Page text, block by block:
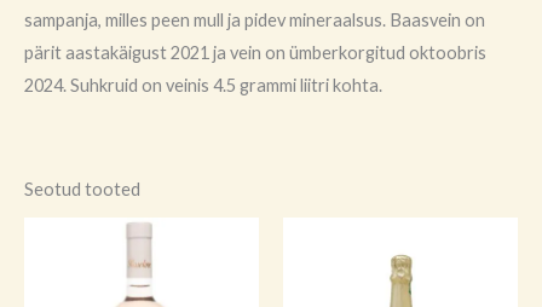
sampanja, milles peen mull ja pidev mineraalsus. Baasvein on
pärit aastakäigust 2021 ja vein on ümberkorgitud oktoobris
2024. Suhkruid on veinis 4.5 grammi liitri kohta.
Seotud tooted